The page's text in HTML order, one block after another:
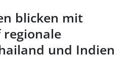
blicken mit
regionale
und Indien